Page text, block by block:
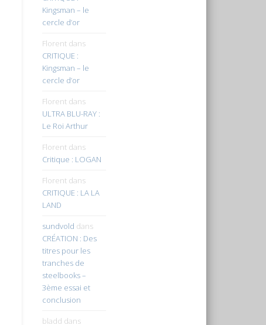
Kingsman – le
cercle d’or
Florentdans
CRITIQUE :
Kingsman – le
cercle d’or
Florentdans
ULTRA BLU-RAY :
Le Roi Arthur
Florentdans
Critique : LOGAN
Florentdans
CRITIQUE : LA LA
LAND
sundvold dans
CRÉATION : Des
titres pour les
tranches de
steelbooks –
3ème essai et
conclusion
bladd dans